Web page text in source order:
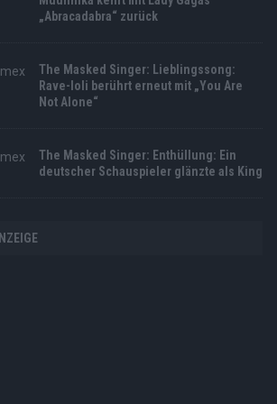
„Abracadabra“ zurück
The Masked Singer: Lieblingssong:
Rave-Ioli berührt erneut mit „You Are
Not Alone“
The Masked Singer: Enthüllung: Ein
deutscher Schauspieler glänzte als King